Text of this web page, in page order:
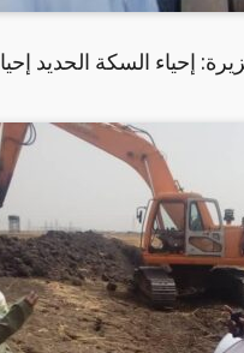
إحياء السكة الحديد